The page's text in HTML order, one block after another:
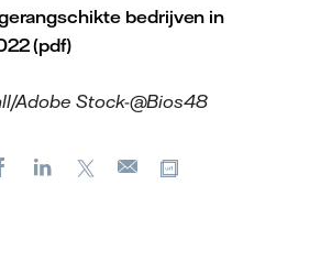
bedrijven in
(pdf)
Adobe Stock-@Bios48
FacebookLinkedIn
E-